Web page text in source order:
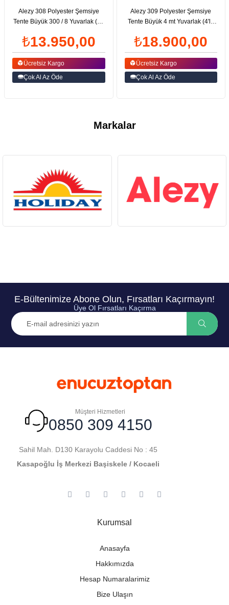
Alezy 308 Polyester Şemsiye
Tente Büyük 300 / 8 Yuvarlak (70
₺13.950,00
Ücretsiz Kargo
Çok Al Az Öde
Alezy 309 Polyester Şemsiye
Tente Büyük 4 mt Yuvarlak (4'lü
₺18.900,00
Ücretsiz Kargo
Çok Al Az Öde
Markalar
E-Bültenimize Abone Olun, Fırsatları Kaçırmayın!
Üye Ol Fırsatları Kaçırma
Müşteri Hizmetleri
0850 309 4150
Sahil Mah. D130 Karayolu Caddesi No : 45
Kasapoğlu İş Merkezi Başiskele / Kocaeli
Kurumsal
Anasayfa
Hakkımızda
Hesap Numaralarimiz
Bize Ulaşın